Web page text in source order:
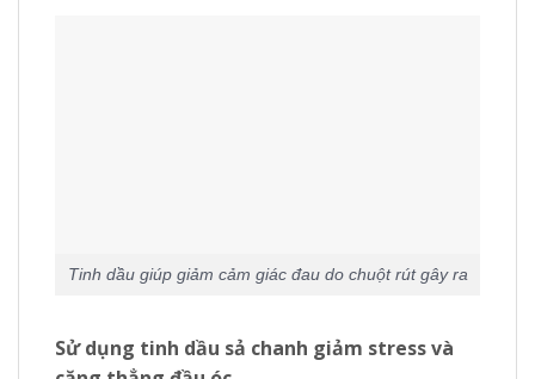
Tinh dầu giúp giảm cảm giác đau do chuột rút gây ra
Sử dụng tinh dầu sả chanh giảm stress và